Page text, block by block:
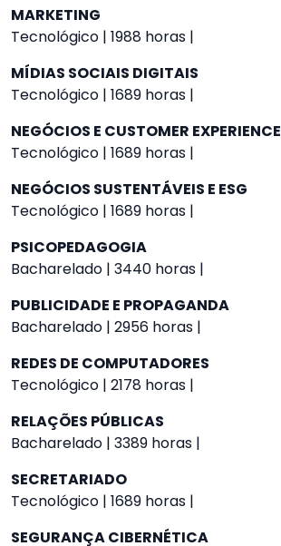
MARKETING
Tecnológico | 1988 horas |
MÍDIAS SOCIAIS DIGITAIS
Tecnológico | 1689 horas |
NEGÓCIOS E CUSTOMER EXPERIENCE
Tecnológico | 1689 horas |
NEGÓCIOS SUSTENTÁVEIS E ESG
Tecnológico | 1689 horas |
PSICOPEDAGOGIA
Bacharelado | 3440 horas |
PUBLICIDADE E PROPAGANDA
Bacharelado | 2956 horas |
REDES DE COMPUTADORES
Tecnológico | 2178 horas |
RELAÇÕES PÚBLICAS
Bacharelado | 3389 horas |
SECRETARIADO
Tecnológico | 1689 horas |
SEGURANÇA CIBERNÉTICA